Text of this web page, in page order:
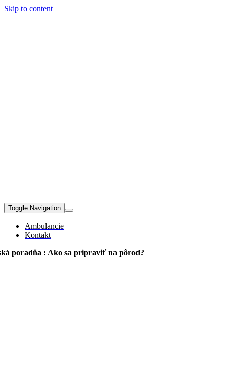
Skip to content
Toggle Navigation
Ambulancie
Kontakt
poradňa : Ako sa pripraviť na pôrod?